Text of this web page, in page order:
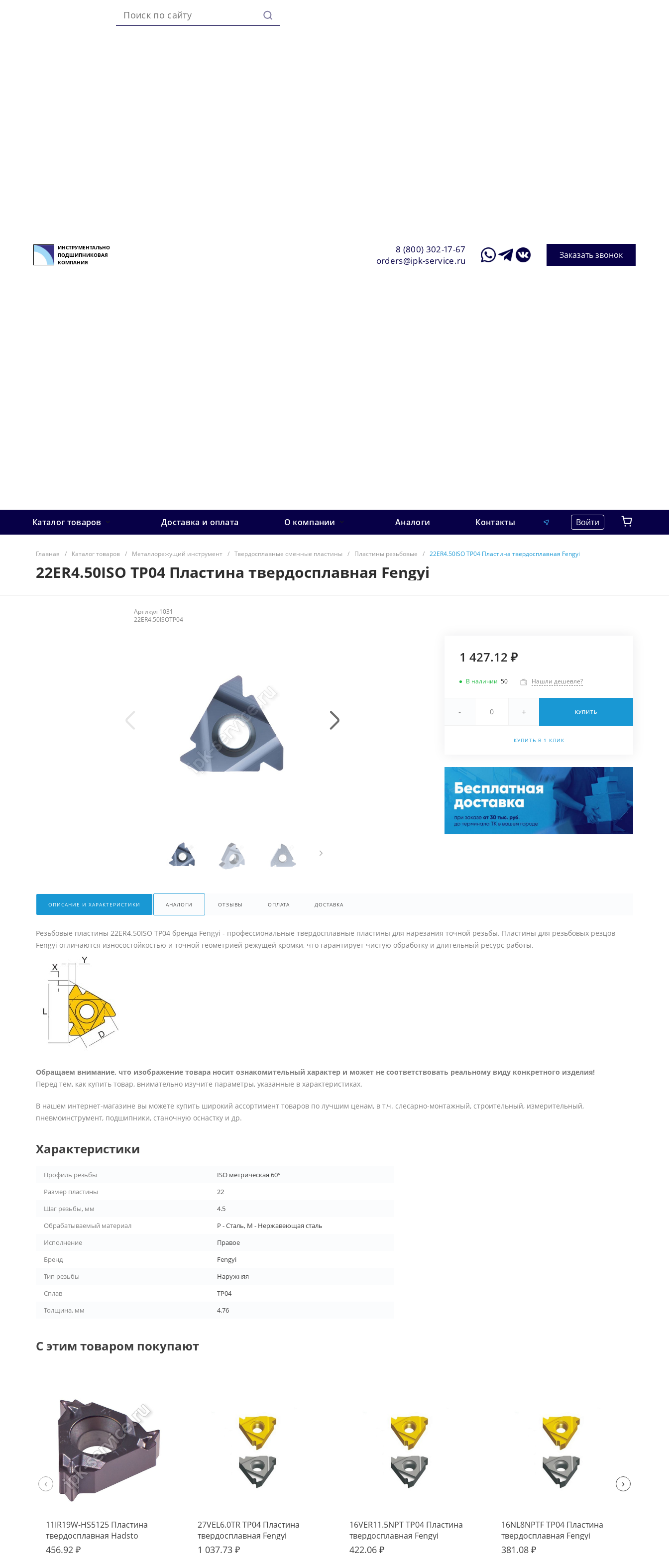
ИНСТРУМЕНТАЛЬНО
ПОДШИПНИКОВАЯ
КОМПАНИЯ
8 (800) 302-17-67
orders@ipk-service.ru
Заказать звонок
Каталог товаров Доставка и оплата О компании Аналоги Контакты Войти
Главная / Каталог товаров / Металлорежущий инструмент / Твердосплавные сменные пластины / Пластины резьбовые / 22ER4.50ISO TP04 Пластина твердосплавная Fengyi
22ER4.50ISO TP04 Пластина твердосплавная Fengyi
Артикул 1031-
22ER4.50ISOTP04
1 427.12 ₽
В наличии 50 Нашли дешевле?
- + КУПИТЬ
КУПИТЬ В 1 КЛИК
ОПИСАНИЕ И ХАРАКТЕРИСТИКИ АНАЛОГИ ОТЗЫВЫ ОПЛАТА ДОСТАВКА
Резьбовые пластины 22ER4.50ISO TP04 бренда Fengyi - профессиональные твердосплавные пластины для нарезания точной резьбы. Пластины для резьбовых резцов
Fengyi отличаются износостойкостью и точной геометрией режущей кромки, что гарантирует чистую обработку и длительный ресурс работы.
Обращаем внимание, что изображение товара носит ознакомительный характер и может не соответствовать реальному виду конкретного изделия!
Перед тем, как купить товар, внимательно изучите параметры, указанные в характеристиках.
В нашем интернет-магазине вы можете купить широкий ассортимент товаров по лучшим ценам, в т.ч. слесарно-монтажный, строительный, измерительный,
пневмоинструмент, подшипники, станочную оснастку и др.
Характеристики
Профиль резьбы
ISO метрическая 60°
Размер пластины
22
Шаг резьбы, мм
4.5
Обрабатываемый материал
P - Сталь, M - Нержавеющая сталь
Исполнение
Правое
Бренд
Fengyi
Тип резьбы
Наружняя
Сплав
TP04
Толщина, мм
4.76
С этим товаром покупают
11IR19W-HS5125 Пластина
твердосплавная Hadsto
456.92 ₽
27VEL6.0TR TP04 Пластина
твердосплавная Fengyi
1 037.73 ₽
16VER11.5NPT TP04 Пластина
твердосплавная Fengyi
422.06 ₽
16NL8NPTF TP04 Пластина
твердосплавная Fengyi
381.08 ₽
‹ ›